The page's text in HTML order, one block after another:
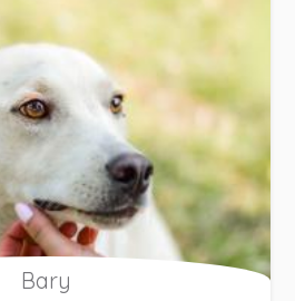
Bary